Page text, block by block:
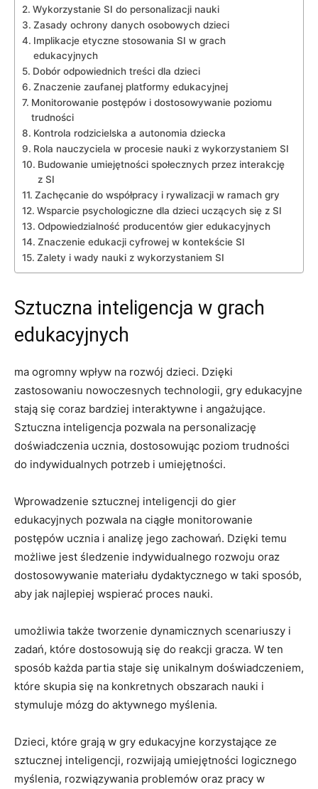
Wykorzystanie SI do‌ personalizacji nauki
Zasady ochrony danych osobowych dzieci
Implikacje etyczne stosowania ⁢SI w grach ​
edukacyjnych
Dobór odpowiednich treści dla ‌dzieci
Znaczenie zaufanej platformy edukacyjnej
Monitorowanie postępów ⁢i dostosowywanie poziomu
trudności
Kontrola rodzicielska a autonomia​ dziecka
Rola nauczyciela w⁣ procesie nauki z wykorzystaniem SI
Budowanie​ umiejętności społecznych ‍przez interakcję
z SI
Zachęcanie do współpracy i rywalizacji w ramach​ gry
Wsparcie psychologiczne dla dzieci uczących ‌się z SI
Odpowiedzialność producentów gier ​edukacyjnych
Znaczenie edukacji cyfrowej⁤ w ⁢kontekście SI
Zalety i ‍wady nauki z wykorzystaniem⁢ SI
Sztuczna inteligencja w grach
edukacyjnych
ma ‍ogromny wpływ na rozwój ⁣dzieci.‌ Dzięki
zastosowaniu⁢ nowoczesnych ⁣technologii, gry ⁣edukacyjne
stają się coraz⁤ bardziej ⁣interaktywne ‍i angażujące.
Sztuczna inteligencja pozwala na⁣ personalizację
doświadczenia ucznia, dostosowując ⁣poziom trudności
do indywidualnych potrzeb i‌ umiejętności.
Wprowadzenie sztucznej inteligencji do ‌gier
edukacyjnych pozwala na ciągłe​ monitorowanie⁤
postępów ucznia i analizę jego zachowań. Dzięki​ temu
możliwe ⁣jest śledzenie ⁢indywidualnego rozwoju⁤ oraz
dostosowywanie materiału dydaktycznego‌ w taki⁢ sposób,
aby jak najlepiej⁢ wspierać proces nauki.
umożliwia ⁣także tworzenie ​dynamicznych scenariuszy i
zadań, ‌które ‍dostosowują się do reakcji ‌gracza.‌ W ten
sposób​ każda partia ​staje się unikalnym doświadczeniem,
które skupia się⁤ na ⁣konkretnych obszarach nauki‍ i
stymuluje mózg ​do aktywnego myślenia.
Dzieci,⁤ które grają w gry​ edukacyjne korzystające⁣ ze
sztucznej inteligencji, rozwijają umiejętności logicznego
myślenia, rozwiązywania⁣ problemów oraz pracy w